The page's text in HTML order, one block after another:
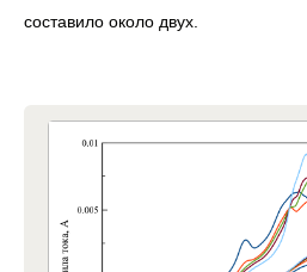
составило около двух.